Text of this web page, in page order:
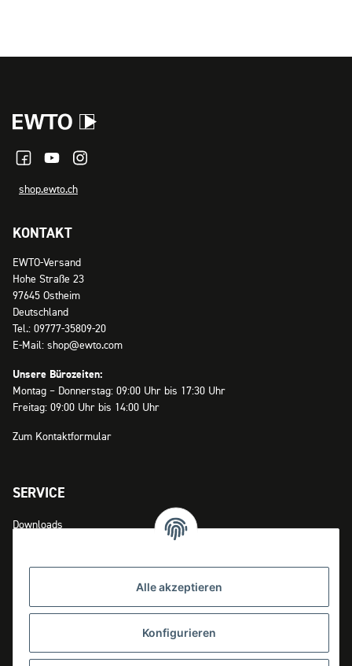
shop.ewto.ch
KONTAKT
EWTO-Versand
Hohe Straße 23
97645 Ostheim
Deutschland
Tel.: 09777-35809-20
E-Mail: shop@ewto.com
Unsere Bürozeiten:
Montag – Donnerstag: 09:00 Uhr bis 17:30 Uhr
Freitag: 09:00 Uhr bis 14:00 Uhr
Zum Kontaktformular
SERVICE
Downloads
Widerrufsrecht
INFOS
Alle akzeptieren
Konfigurieren